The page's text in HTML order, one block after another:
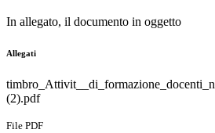
In allegato, il documento in oggetto
Allegati
(2).pdf
File PDF